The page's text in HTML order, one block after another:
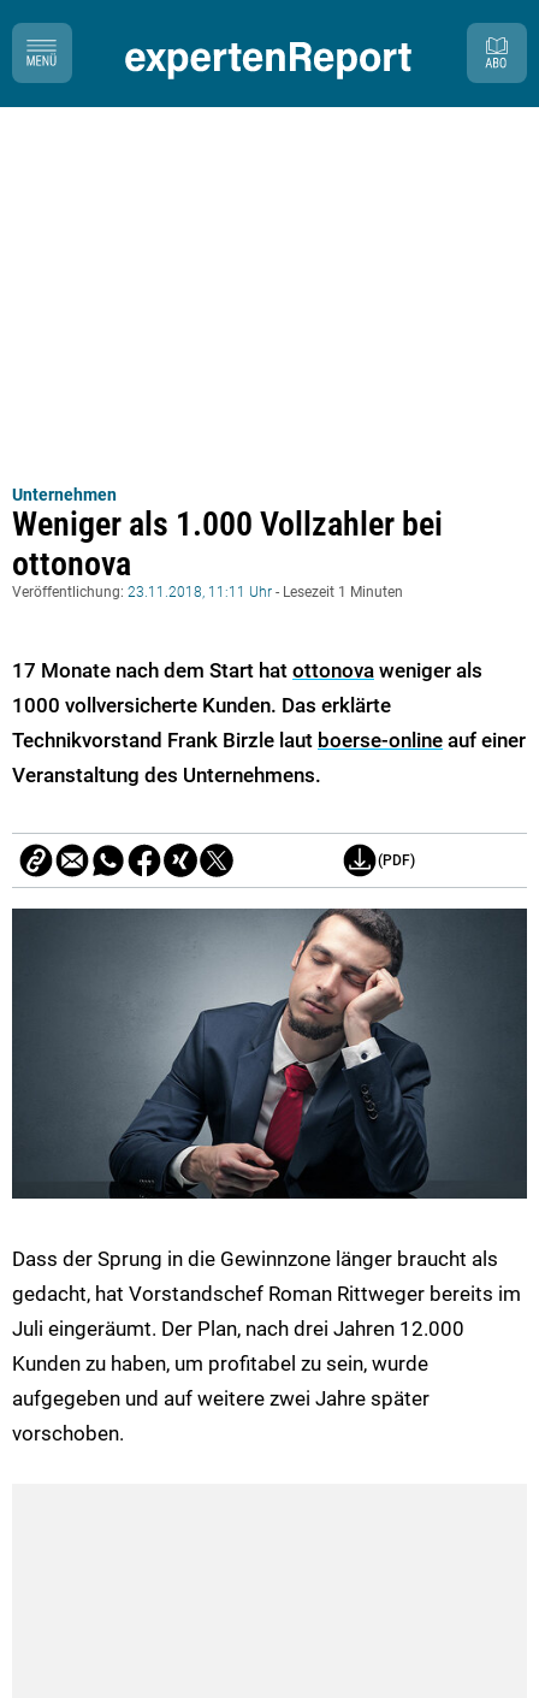
Unternehmen
Weniger als 1.000 Vollzahler bei
ottonova
Veröffentlichung: 23.11.2018, 11:11 Uhr - Lesezeit 1 Minuten
17 Monate nach dem Start hat ottonova weniger als
1000 vollversicherte Kunden. Das erklärte
Technikvorstand Frank Birzle laut boerse-online auf einer
Veranstaltung des Unternehmens.
(PDF)
Dass der Sprung in die Gewinnzone länger braucht als
gedacht, hat Vorstandschef Roman Rittweger bereits im
Juli eingeräumt. Der Plan, nach drei Jahren 12.000
Kunden zu haben, um profitabel zu sein, wurde
aufgegeben und auf weitere zwei Jahre später
vorschoben.